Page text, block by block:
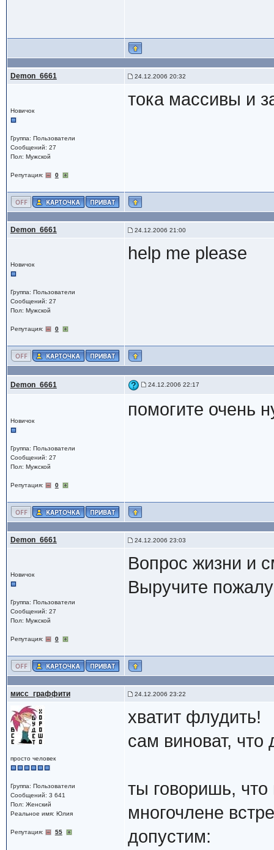
Demon_6661 24.12.2006 20:32
Новичок
Группа: Пользователи
Сообщений: 27
Пол: Мужской
Репутация: 0
тока массивы и
Demon_6661 24.12.2006 21:00
Новичок
Группа: Пользователи
Сообщений: 27
Пол: Мужской
Репутация: 0
help me please
Demon_6661 24.12.2006 22:17
Новичок
Группа: Пользователи
Сообщений: 27
Пол: Мужской
Репутация: 0
помогите очень
Demon_6661 24.12.2006 23:03
Новичок
Группа: Пользователи
Сообщений: 27
Пол: Мужской
Репутация: 0
Вопрос жизни и
Выручите
мисс_граффити 24.12.2006 23:22
просто человек
Группа: Пользователи
Сообщений: 3 641
Пол: Женский
Реальное имя: Юлия
Репутация: 55
хватит флудить!
сам виноват, что
ты говоришь,
многочлене
допустим: